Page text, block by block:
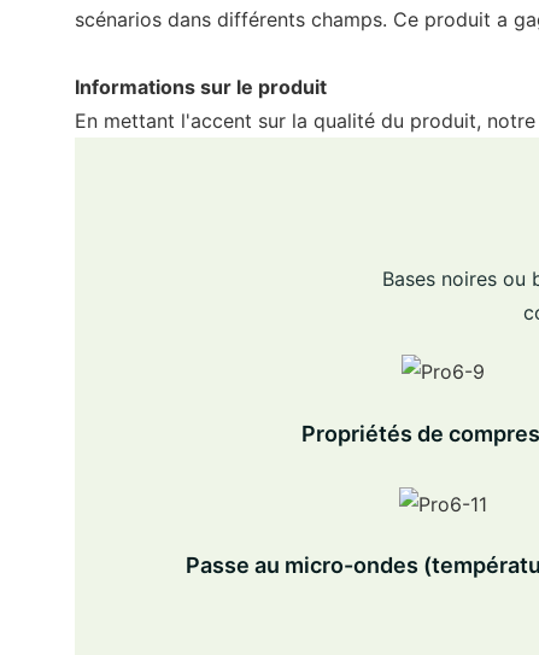
scénarios dans différents champs. Ce produit a
Informations sur le produit
En mettant l'accent sur la qualité du produit,
Bases noires ou
Propriétés de
Passe au micro-ondes